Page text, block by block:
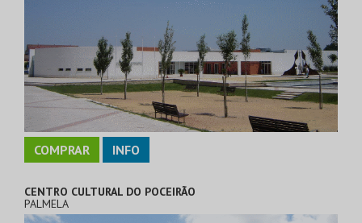
COMPRAR INFO
CENTRO CULTURAL DO POCEIRÃO
PALMELA